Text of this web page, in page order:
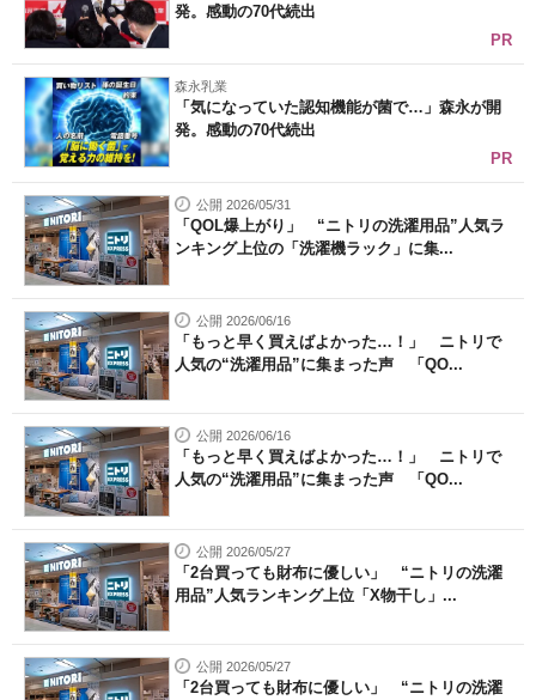
エレクトロニクス専門サイト
電子設計の基本と応用
エネルギーの専門メディア
建設×テクノロジーの最前線
ちょっと気になるネットの話題
発。感動の70代続出
PR
森永乳業
「気になっていた認知機能が菌で…」森永が開
発。感動の70代続出
PR
公開 2026/05/31
「QOL爆上がり」 “ニトリの洗濯用品”人気ラ
ンキング上位の「洗濯機ラック」に集...
公開 2026/06/16
「もっと早く買えばよかった…！」 ニトリで
人気の“洗濯用品”に集まった声 「QO...
公開 2026/06/16
「もっと早く買えばよかった…！」 ニトリで
人気の“洗濯用品”に集まった声 「QO...
公開 2026/05/27
「2台買っても財布に優しい」 “ニトリの洗濯
用品”人気ランキング上位「X物干し」...
公開 2026/05/27
「2台買っても財布に優しい」 “ニトリの洗濯